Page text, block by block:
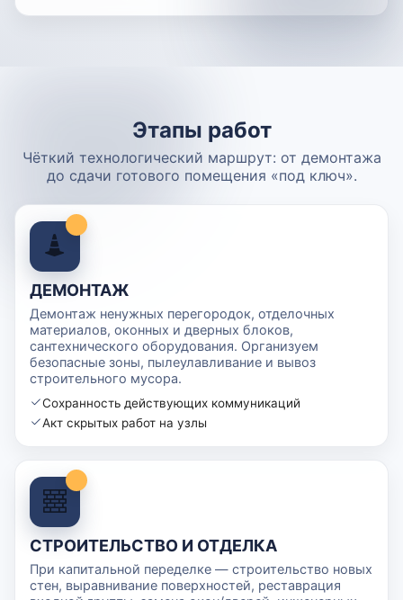
Этапы работ
Чёткий технологический маршрут: от демонтажа
до сдачи готового помещения «под ключ».
ДЕМОНТАЖ
Демонтаж ненужных перегородок, отделочных
материалов, оконных и дверных блоков,
сантехнического оборудования. Организуем
безопасные зоны, пылеулавливание и вывоз
строительного мусора.
Сохранность действующих коммуникаций
Акт скрытых работ на узлы
СТРОИТЕЛЬСТВО И ОТДЕЛКА
При капитальной переделке — строительство новых
стен, выравнивание поверхностей, реставрация